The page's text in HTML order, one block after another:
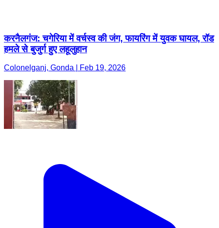
करनैलगंज: चगेरिया में वर्चस्व की जंग, फायरिंग में युवक घायल, रॉड
हमले से बुजुर्ग हुए लहूलुहान
Colonelganj, Gonda | Feb 19, 2026